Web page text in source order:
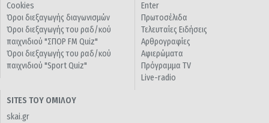
Cookies
Όροι διεξαγωγής διαγωνισμών
Όροι διεξαγωγής του ραδ/κού
παιχνιδιού "ΣΠΟΡ FM Quiz"
Όροι διεξαγωγής του ραδ/κού
παιχνιδιού "Sport Quiz"
Enter
Πρωτοσέλιδα
Τελευταίες Ειδήσεις
Αρθρογραφίες
Αφιερώματα
Πρόγραμμα TV
Live-radio
SITES ΤΟΥ ΟΜΙΛΟΥ
skai.gr